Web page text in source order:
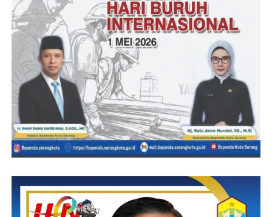
keinginan orang tua saya semua anaknya harus sekolah dan
cerita orang tua saya bahwa ada orang hebat yang dulu
dilahirkan di Beji” imbuhnya
Selanjutnya acara tasyakuran dan Lounching bedah buku
tersebut sekaligus H. Syafrudin, S.Sos, M.Si Wali Kota Serang,
dalam kesempatan memberikan santunan anak yatim
Pada intinya H. Syafrudin sangat peduli terhadap anak yatim dan
peduli terhadap masyarakatnya